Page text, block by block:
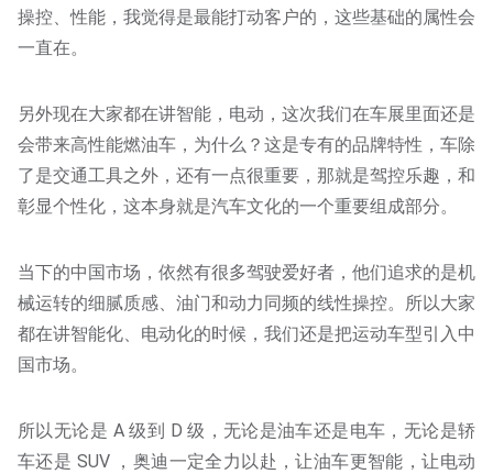
操控、性能，我觉得是最能打动客户的，这些基础的属性会
一直在。
另外现在大家都在讲智能，电动，这次我们在车展里面还是
会带来高性能燃油车，为什么？这是专有的品牌特性，车除
了是交通工具之外，还有一点很重要，那就是驾控乐趣，和
彰显个性化，这本身就是汽车文化的一个重要组成部分。
当下的中国市场，依然有很多驾驶爱好者，他们追求的是机
械运转的细腻质感、油门和动力同频的线性操控。所以大家
都在讲智能化、电动化的时候，我们还是把运动车型引入中
国市场。
所以无论是 A 级到 D 级，无论是油车还是电车，无论是轿
车还是 SUV ，奥迪一定全力以赴，让油车更智能，让电动